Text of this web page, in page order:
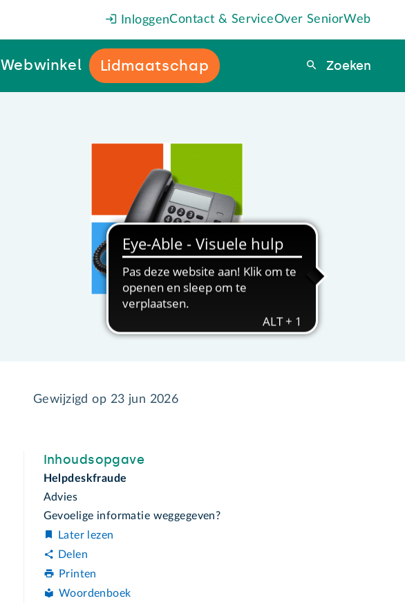
InloggenContact & ServiceOver SeniorWeb
Webwinkel Lidmaatschap Zoeken
Zoeken
Gewijzigd op 23 jun 2026
Inhoudsopgave
Helpdeskfraude
Advies
Gevoelige informatie weggegeven?
Later lezen
Delen
Printen
Woordenboek